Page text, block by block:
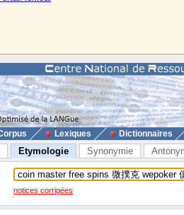
Lexiques Dictionnaires
Etymologie Synonymie
notices corrigées